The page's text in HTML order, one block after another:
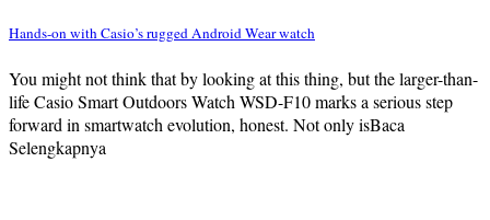
Hands-on with Casio’s rugged Android Wear watch
You might not think that by looking at this thing, but the larger-than-
life Casio Smart Outdoors Watch WSD-F10 marks a serious step
forward in smartwatch evolution, honest. Not only isBaca
Selengkapnya